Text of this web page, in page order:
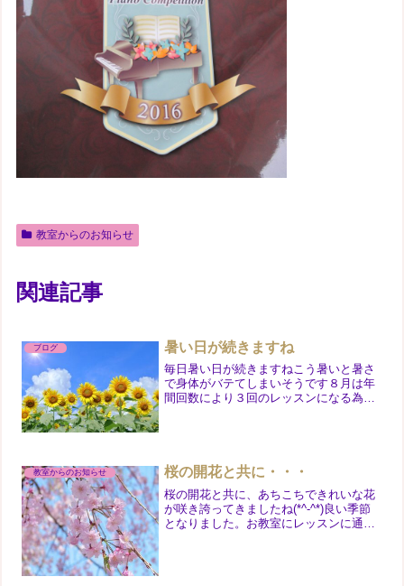
教室からのお知らせ
関連記事
ブログ 暑い日が続きますね
毎日暑い日が続きますねこう暑いと暑さ
で身体がバテてしまいそうです８月は年
間回数により３回のレッスンになる為、
教室からのお知らせ 桜の開花と共に・・・
桜の開花と共に、あちこちできれいな花
が咲き誇ってきましたね(*^-^*)良い季節
となりました。お教室にレッスンに通わ